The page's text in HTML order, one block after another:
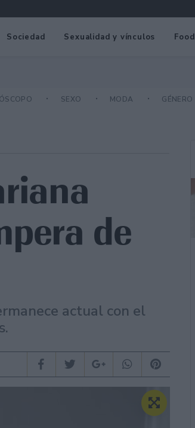
Sociedad Sexualidad y vínculos Food
SEXO MODA GÉNERO
de
actual con el